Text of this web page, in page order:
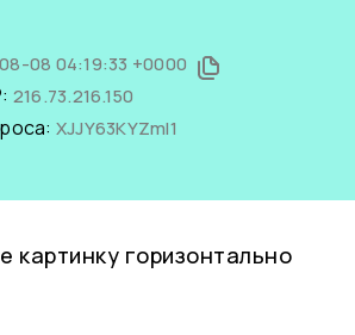
08 04:19:33 +0000
216.73.216.150
XJJY63KYZmI1
картинку горизонтально